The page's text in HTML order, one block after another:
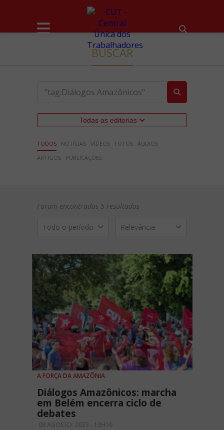
BUSCAR
Todas as editorias
TODOS NOTÍCIAS VÍDEOS FOTOS ÁUDIOS
ARTIGOS
PUBLICAÇÕES
Foram encontrados 5 resultados
Todo o período Relevância
A FORÇA DA AMAZÕNIA
Diálogos Amazônicos: marcha
em Belém encerra ciclo de
debates
08 AGOSTO, 2023 - 13H19